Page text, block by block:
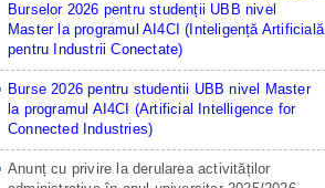
Burselor 2026 pentru studenții UBB nivel
Master la programul AI4CI (Inteligență Artificială
pentru Industrii Conectate)
Burse 2026 pentru studentii UBB nivel Master
la programul AI4CI (Artificial Intelligence for
Connected Industries)
Anunț cu privire la derularea activităților